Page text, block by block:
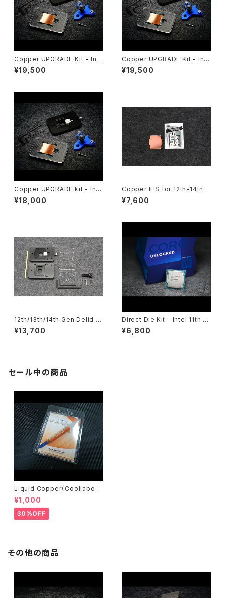
Copper UPGRADE Kit - Inte
l 10th Gen(LGA1200)
¥19,500
Copper UPGRADE Kit - Inte
l 9th Gen（9th Gen Copper
Upgrade Kit）
¥19,500
Copper UPGRADE kit - Inte
l 6th to 8th Gen（LGA 1151 C
opper Upgrade Kit）
¥18,000
Copper IHS for 12th-14th G
en
¥7,600
12th/13th/14th Gen Delid &
Relid Kit
¥13,700
Direct Die Kit - Intel 11th G
en
¥6,800
セール中の商品
Liquid Copper（Coollabora
tory）
¥1,000
30%OFF
その他の商品